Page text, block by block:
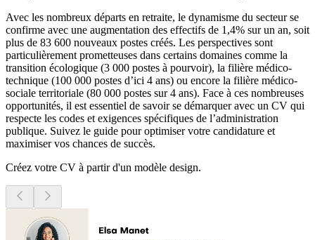
Avec les nombreux départs en retraite, le dynamisme du secteur se
confirme avec une augmentation des effectifs de 1,4% sur un an, soit
plus de 83 600 nouveaux postes créés. Les perspectives sont
particulièrement prometteuses dans certains domaines comme la
transition écologique (3 000 postes à pourvoir), la filière médico-
technique (100 000 postes d’ici 4 ans) ou encore la filière médico-
sociale territoriale (80 000 postes sur 4 ans). Face à ces nombreuses
opportunités, il est essentiel de savoir se démarquer avec un CV qui
respecte les codes et exigences spécifiques de l’administration
publique. Suivez le guide pour optimiser votre candidature et
maximiser vos chances de succès.
Créez votre CV à partir d'un modèle design.